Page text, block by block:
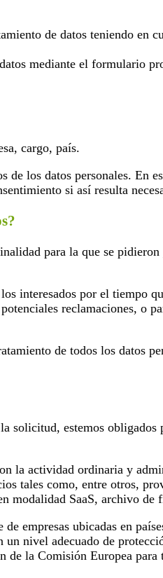
de datos teniendo en
mediante el formulario
cargo, país.
los datos personales. En
si así resulta
para la que se
interesados por el tiempo
reclamaciones, o
de todos los datos
solicitud, estemos
la actividad ordinaria y
tales como, entre otros,
modalidad SaaS, archivo de
empresas ubicadas en
nivel adecuado de
la Comisión Europea para